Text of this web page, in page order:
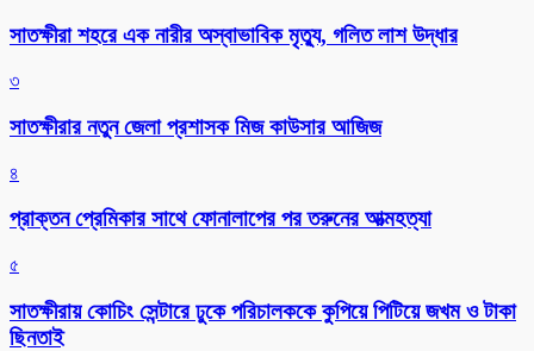
সাতক্ষীরা শহরে এক নারীর অস্বাভাবিক মৃত্যু, গলিত লাশ উদ্ধার
৩
সাতক্ষীরার নতুন জেলা প্রশাসক মিজ কাউসার আজিজ
৪
প্রাক্তন প্রেমিকার সাথে ফোনালাপের পর তরুনের আত্মহত্যা
৫
সাতক্ষীরায় কোচিং সেন্টারে ঢুকে পরিচালককে কুপিয়ে পিটিয়ে জখম ও টাকা
ছিনতাই